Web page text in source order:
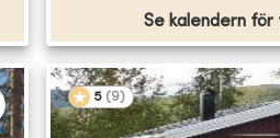
Se kalendern för
5 (9)